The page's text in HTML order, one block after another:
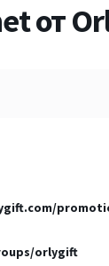
от
orlygift